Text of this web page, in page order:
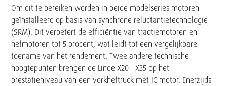
Om dit te bereiken worden in beide modelseries motoren
geïnstalleerd op basis van synchrone reluctantietechnologie
(SRM). Dit verbetert de efficiëntie van tractiemotoren en
hefmotoren tot 5 procent, wat leidt tot een vergelijkbare
toename van het rendement. Twee andere technische
hoogtepunten brengen de Linde X20 - X35 op het
prestatieniveau van een vorkheftruck met IC motor. Enerzijds